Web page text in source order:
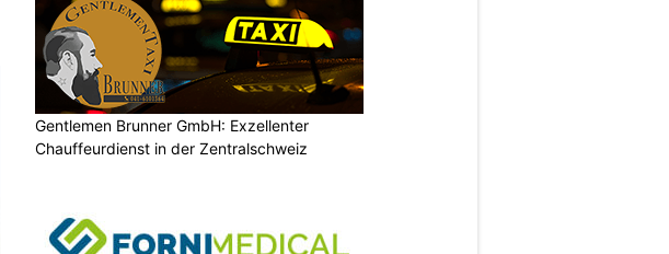
Gentlemen Brunner GmbH: Exzellenter
Chauffeurdienst in der Zentralschweiz